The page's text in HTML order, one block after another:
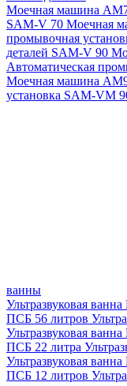
Моечная машина
SAM-V 70 Моечная
промывочная
деталей SAM-V 90
Автоматическая
Моечная машина
установка SAM-VM
ванны
Ультразвуковая
ПСБ 56 литров
Ультразвуковая
ПСБ 22 литра
Ультразвуковая
ПСБ 12 литров